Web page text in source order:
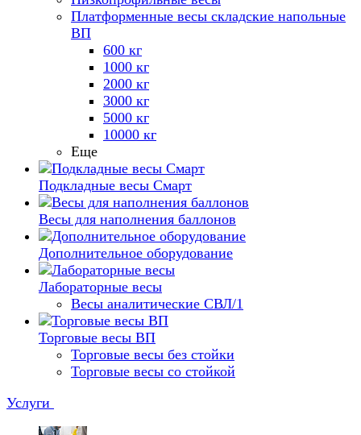
Платформенные весы складские напольные
ВП
600 кг
1000 кг
2000 кг
3000 кг
5000 кг
10000 кг
Еще
Подкладные весы Смарт
Весы для наполнения баллонов
Дополнительное оборудование
Лабораторные весы
Весы аналитические СВЛ/1
Торговые весы ВП
Торговые весы без стойки
Торговые весы со стойкой
Услуги